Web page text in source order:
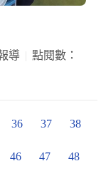
導
點閱數：
36 37 38
46 47 48